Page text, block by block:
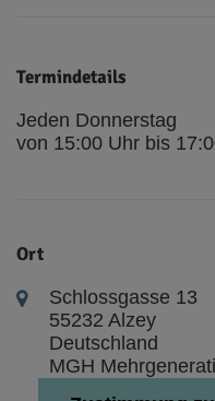
Termindetails
Jeden Donnerstag
von 15:00 Uhr bis
Ort
Schlossgasse 13
55232 Alzey
Deutschland
MGH